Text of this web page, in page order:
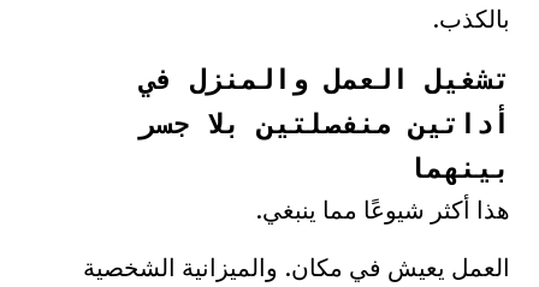
بالكذب.
تشغيل العمل والمنزل في
أداتين منفصلتين بلا جسر
بينهما
هذا أكثر شيوعًا مما ينبغي.
العمل يعيش في مكان. والميزانية الشخصية